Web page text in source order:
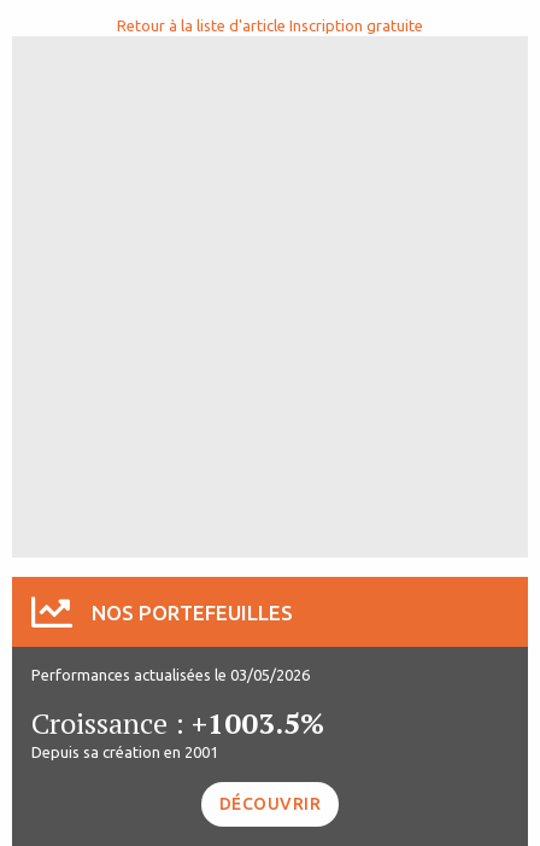
Retour à la liste d'article Inscription gratuite
NOS PORTEFEUILLES
Performances actualisées le 03/05/2026
Croissance : +1003.5%
Depuis sa création en 2001
DÉCOUVRIR